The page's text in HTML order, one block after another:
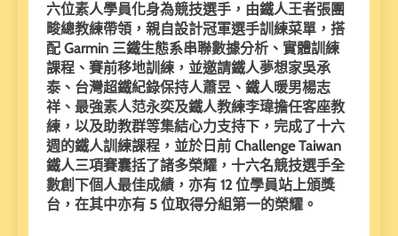
六位素人學員化身為競技選手，由鐵人王者張團
畯總教練帶領，親自設計冠軍選手訓練菜單，搭
配 Garmin 三鐵生態系串聯數據分析、實體訓練
課程、賽前移地訓練，並邀請鐵人夢想家吳承
泰、台灣超鐵紀錄保持人蕭昱、鐵人暖男楊志
祥、最強素人范永奕及鐵人教練李瑋擔任客座教
練，以及助教群等集結心力支持下，完成了十六
週的鐵人訓練課程，並於日前 Challenge Taiwan
鐵人三項賽囊括了諸多榮耀，十六名競技選手全
數創下個人最佳成績，亦有 12 位學員站上頒獎
台，在其中亦有 5 位取得分組第一的榮耀。